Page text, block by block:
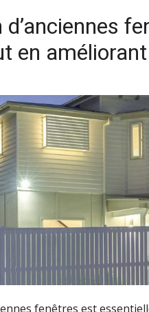
d’anciennes
en améliorant
fenêtres est